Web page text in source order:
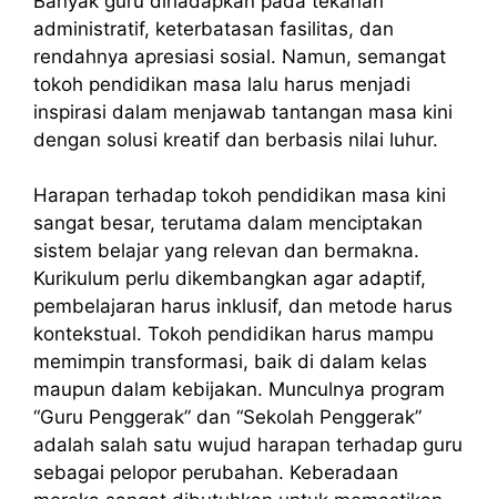
administratif, keterbatasan fasilitas, dan
rendahnya apresiasi sosial. Namun, semangat
tokoh pendidikan masa lalu harus menjadi
inspirasi dalam menjawab tantangan masa kini
dengan solusi kreatif dan berbasis nilai luhur.
Harapan terhadap tokoh pendidikan masa kini
sangat besar, terutama dalam menciptakan
sistem belajar yang relevan dan bermakna.
Kurikulum perlu dikembangkan agar adaptif,
pembelajaran harus inklusif, dan metode harus
kontekstual. Tokoh pendidikan harus mampu
memimpin transformasi, baik di dalam kelas
maupun dalam kebijakan. Munculnya program
“Guru Penggerak” dan “Sekolah Penggerak”
adalah salah satu wujud harapan terhadap guru
sebagai pelopor perubahan. Keberadaan